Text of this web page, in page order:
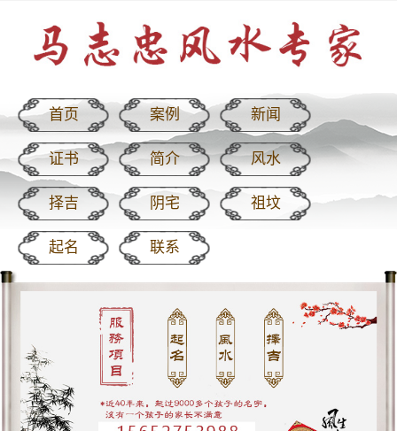
首页 案例 新闻
证书 简介 风水
择吉 阴宅 祖坟
起名 联系